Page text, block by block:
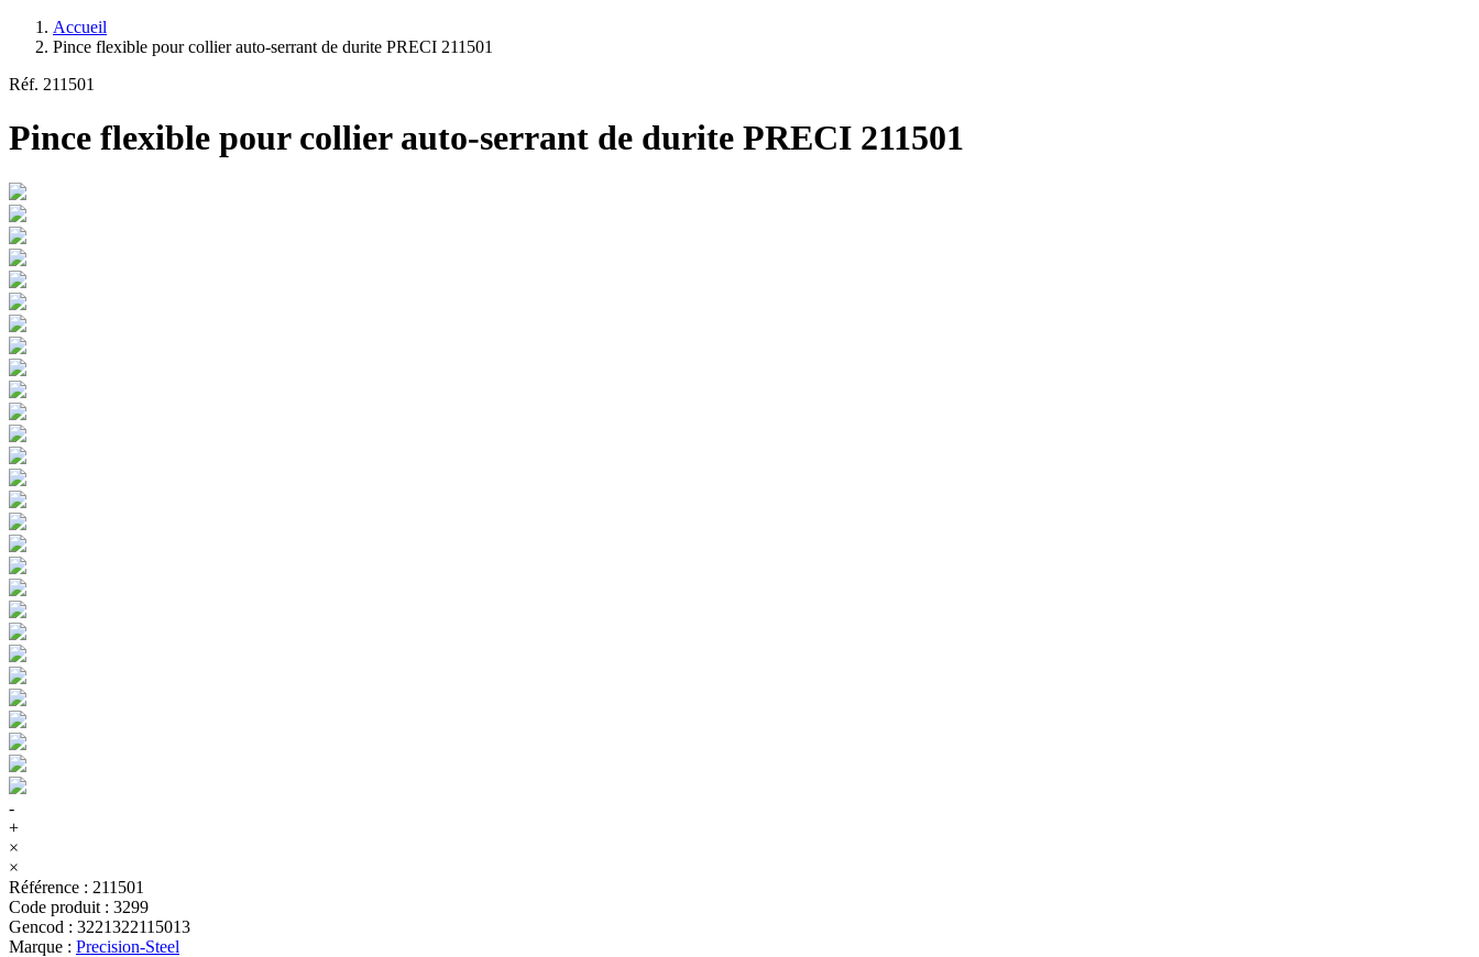
Accueil
Pince flexible pour collier auto-serrant de durite PRECI 211501
Réf. 211501
Pince flexible pour collier auto-serrant de durite PRECI 211501
-
+
×
×
Référence : 211501
Code produit : 3299
Gencod : 3221322115013
Marque : Precision-Steel